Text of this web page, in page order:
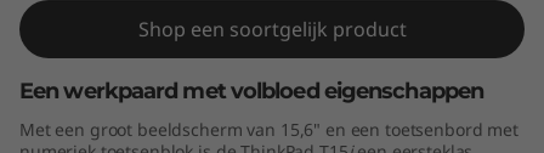
Shop een soortgelijk product
Een werkpaard met volbloed eigenschappen
Met een groot beeldscherm van 15,6" en een toetsenbord met